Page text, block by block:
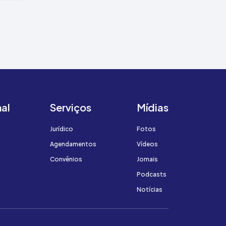
Serviços
Jurídico
Agendamentos
Convênios
Mídias
Fotos
Vídeos
Jornais
Podcasts
Notícias